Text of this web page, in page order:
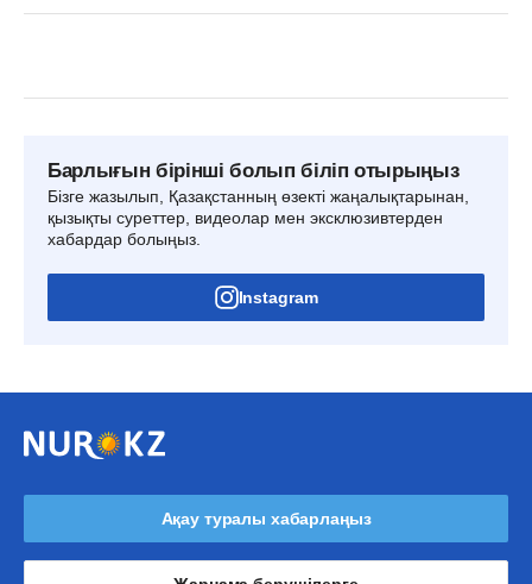
Барлығын бірінші болып біліп отырыңыз
Бізге жазылып, Қазақстанның өзекті жаңалықтарынан,
қызықты суреттер, видеолар мен эксклюзивтерден
хабардар болыңыз.
Instagram
Ақау туралы хабарлаңыз